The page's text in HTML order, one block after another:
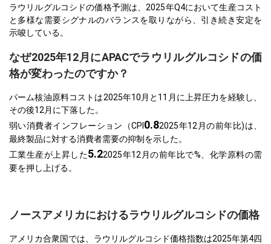
ラウリルグルコシドの価格予測は、2025年Q4において生産コスト
と多様な需要シグナルのバランスを取りながら、引き続き安定を
示唆している。
なぜ2025年12月にAPACでラウリルグルコシドの価
格が変わったのですか？
パーム核油原料コストは2025年10月と11月に上昇圧力を経験し、
その後12月に下落した。
弱い消費者インフレーション（CPI 0.82025年12月の前年比)は、
最終製品に対する消費者需要の抑制を示した。
工業生産が上昇した5.22025年12月の前年比で%、化学原料の需
要を押し上げる。
ノースアメリカにおけるラウリルグルコシドの価格
アメリカ合衆国では、ラウリルグルコシド価格指数は2025年第4四